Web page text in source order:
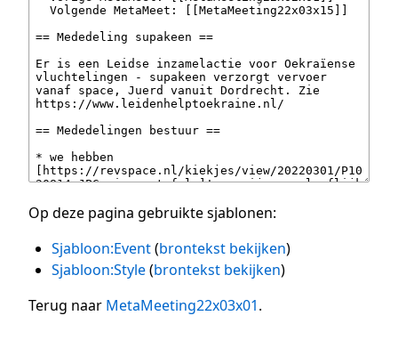
Op deze pagina gebruikte sjablonen:
Sjabloon:Event(brontekst bekijken)
Sjabloon:Style(brontekst bekijken)
Terug naar MetaMeeting22x03x01.